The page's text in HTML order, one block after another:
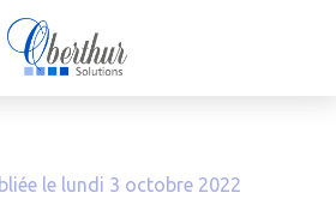
le lundi 3 octobre 2022